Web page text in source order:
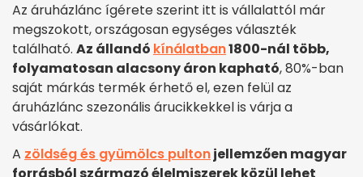
Az áruházlánc ígérete szerint itt is vállalattól már
megszokott, országosan egységes választék
található. Az állandó kínálatban1800-nál több,
folyamatosan alacsony áron kapható, 80%-ban
saját márkás termék érhető el, ezen felül az
áruházlánc szezonális árucikkekkel is várja a
vásárlókat.
A zöldség és gyümölcs pultonjellemzően magyar